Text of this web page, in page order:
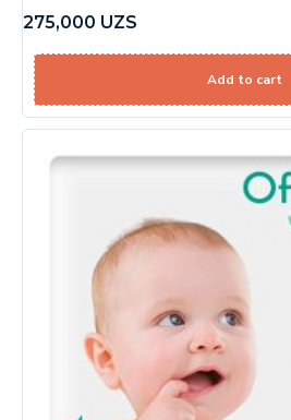
275,000 UZS
Add to cart